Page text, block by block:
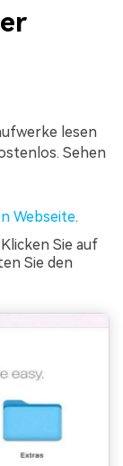
lesen
Sehen
Webseite.
Sie auf
Sie den